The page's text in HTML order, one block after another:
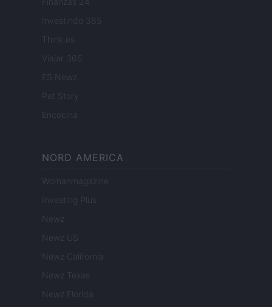
Investindo 365
Think.es
Viajar 365
ES Newz
Pet Story
Encocina
NORD AMERICA
Womanmagazine
Investing Plus
Newz
Newz US
Newz California
Newz Texas
Newz Florida